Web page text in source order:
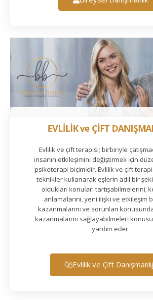
EVLİLİK ve ÇİFT
Evlilik ve çift terapisi; birbiriyle
insanın etkileşimini değiştirmek için
psikoterapi biçimidir. Evlilik ve çift
teknikler kullanarak eşlerin adil bir
oldukları konuları tartışabilmelerini,
anlamalarını, yeni ilişki ve etkileşim
kazanmalarını ve sorunları
kazanmalarını sağlayabilmeleri
yardım eder.
Evlilik ve Çift